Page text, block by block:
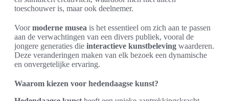
toeschouwer is, maar ook deelnemer.
Voormoderne musea is het essentieel om zich aan te passen
aan de verwachtingen van een divers publiek, vooral de
jongere generaties die interactieve kunstbeleving waarderen.
Deze veranderingen maken van elk bezoek een dynamische
en onvergetelijke ervaring.
Waarom kiezen voor hedendaagse kunst?